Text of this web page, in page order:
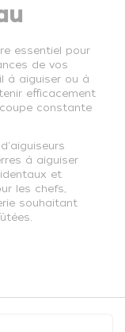
essentiel pour
de vos
à aiguiser ou à
efficacement
constante
à aiguiser
et
les chefs,
souhaitant